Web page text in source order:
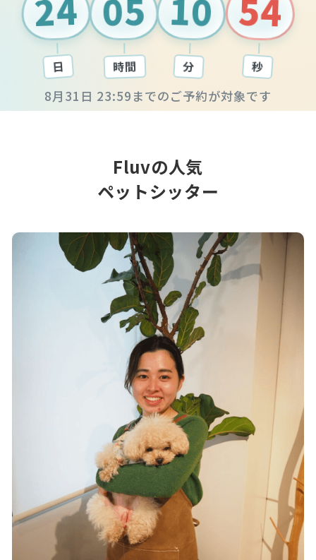
日 時間 分 秒
8月31日 23:59までのご予約が対象です
Fluvの人気
ペットシッター